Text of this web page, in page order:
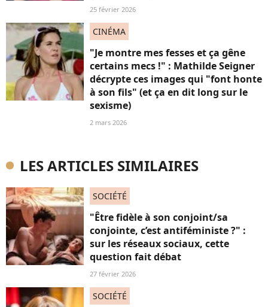
25 février 2026
CINÉMA
"Je montre mes fesses et ça gêne
certains mecs !" : Mathilde Seigner
décrypte ces images qui "font honte
à son fils" (et ça en dit long sur le
sexisme)
2 mars 2026
LES ARTICLES SIMILAIRES
SOCIÉTÉ
"Être fidèle à son conjoint/sa
conjointe, c’est antiféministe ?" :
sur les réseaux sociaux, cette
question fait débat
27 février 2026
SOCIÉTÉ